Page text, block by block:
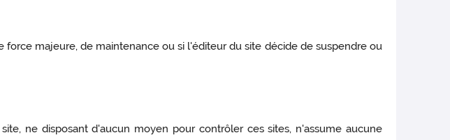
majeure, de maintenance ou si l'éditeur du site décide de suspendre ou
ne disposant d'aucun moyen pour contrôler ces sites, n'assume aucune